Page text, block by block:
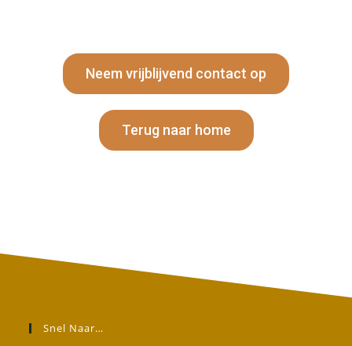
Neem vrijblijvend contact op
Terug naar home
Snel Naar…